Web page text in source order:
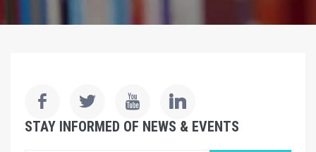
STAY INFORMED OF NEWS & EVENTS